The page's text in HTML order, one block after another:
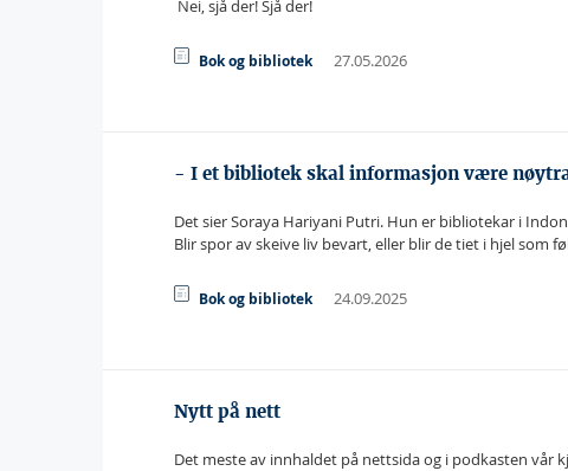
 Nei, sjå der! Sjå der!
Bok og bibliotek 27.05.2026
- I et bibliotek skal informasjon være
Det sier Soraya Hariyani Putri. Hun er bibliotekar i
Blir spor av skeive liv bevart, eller blir de tiet i hjel som
Bok og bibliotek 24.09.2025
Nytt på nett
Det meste av innhaldet på nettsida og i podkasten vår